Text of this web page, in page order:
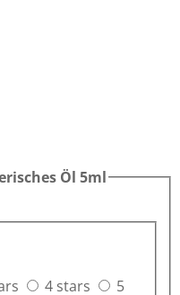
Öl 5ml
4 stars
5